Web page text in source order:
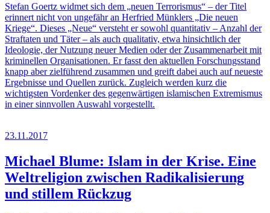
Stefan Goertz widmet sich dem „neuen Terrorismus“ – der Titel
erinnert nicht von ungefähr an Herfried Münklers „Die neuen
Kriege“. Dieses „Neue“ versteht er sowohl quantitativ – Anzahl der
Straftaten und Täter – als auch qualitativ, etwa hinsichtlich der
Ideologie, der Nutzung neuer Medien oder der Zusammenarbeit mit
kriminellen Organisationen. Er fasst den aktuellen Forschungsstand
knapp aber zielführend zusammen und greift dabei auch auf neueste
Ergebnisse und Quellen zurück. Zugleich werden kurz die
wichtigsten Vordenker des gegenwärtigen islamischen Extremismus
in einer sinnvollen Auswahl vorgestellt.
23.11.2017
Michael Blume: Islam in der Krise. Eine
Weltreligion zwischen Radikalisierung
und stillem Rückzug